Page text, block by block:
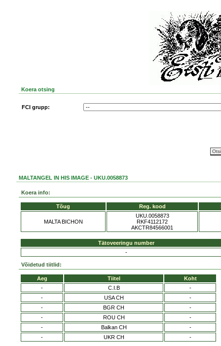
Koera otsing
FCI grupp:
MALTANGEL IN HIS IMAGE - UKU.0058873
Koera info:
Tõug Reg. kood
MALTA BICHON
UKU.0058873
RKF4112172
AKCTR84566001
Tätoveeringu number
-
Võidetud tiitlid:
Aeg Tiitel
Koht
-
C.I.B
-
-
USA CH
-
-
BGR CH
-
-
ROU CH
-
-
Balkan CH
-
-
UKR CH -